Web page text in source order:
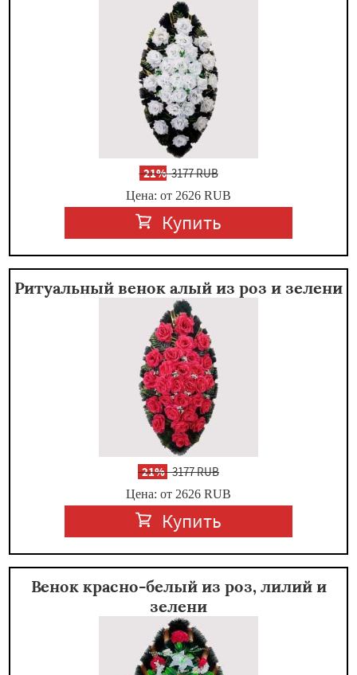
-21%3177 RUB
Цена: от 2626 RUB
Купить
Ритуальный венок алый из роз и зелени
-21%3177 RUB
Цена: от 2626 RUB
Купить
Венок красно-белый из роз, лилий и
зелени